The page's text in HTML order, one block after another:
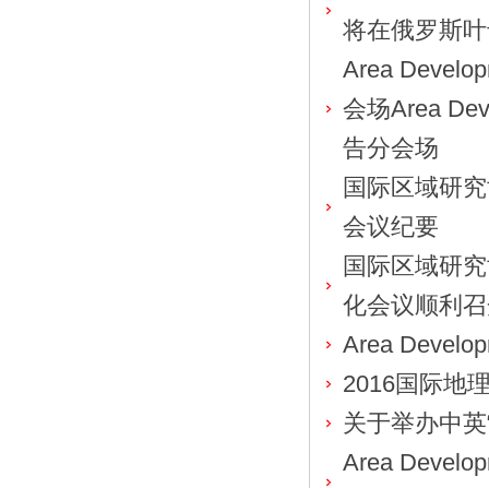
将在俄罗斯
Area
会场Area
告分会场
国际区域研
会议纪要
国际区域研
化会议顺利
Area
2016国际地
关于举办中
Area